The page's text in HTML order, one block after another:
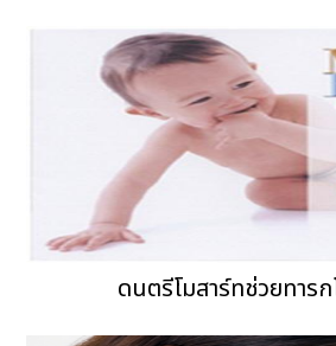
ดนตรีโมสาร์ทช่วยทารก